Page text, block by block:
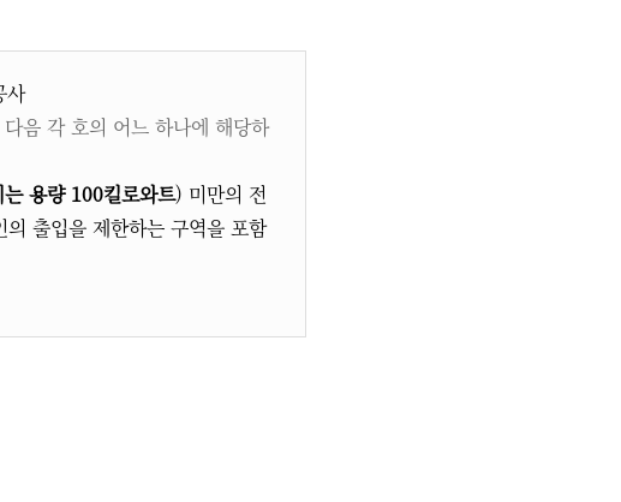
사
음 각 호의 어느 하나에 해당하
용량 100킬로와트) 미만의 전
출입을 제한하는 구역을 포함